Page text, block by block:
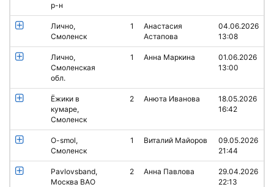
р-н
Лично,
Смоленск
1
Анастасия
Астапова
04.06.2026
13:08
Лично,
Смоленская
обл.
1 Анна Маркина
01.06.2026
13:00
Ёжики в
кумаре,
Смоленск
2 Анюта Иванова
18.05.2026
16:42
O-smol,
Смоленск
1 Виталий Майоров
09.05.2026
21:44
Pavlovsband,
Москва ВАО
2 Анна Павлова
29.04.2026
22:13